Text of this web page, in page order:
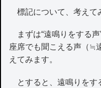
標記について、考えて
まずは“遠鳴りをする声
座席でも聞こえる声（≒
えてみます。
とすると、遠鳴りをす